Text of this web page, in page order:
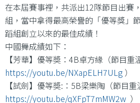
在本屆賽事裡，共派出12隊節目出賽
組，當中拿得最高榮譽的「優等獎」
蹈組創立以來的最佳成績！
中國舞成績如下：
【芳華】優等奬：4B卓方緣（節目重
https://youtu.be/NXapELH7ULg ）
【試劍】優等奬:：5B梁樂陶（節目重
https://youtu.be/qXFpT7mMW2w ）